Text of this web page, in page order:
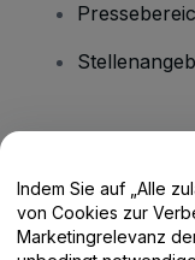
Hilfe-
Indem Sie auf „Alle
von Cookies zur
Marketingrelevanz der Website zu.